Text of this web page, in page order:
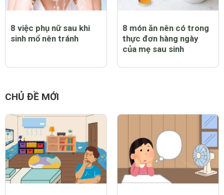
8 việc phụ nữ sau khi
sinh mổ nên tránh
8 món ăn nên có trong
thực đơn hàng ngày
của mẹ sau sinh
CHỦ ĐỀ MỚI